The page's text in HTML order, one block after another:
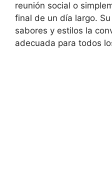
reunión social o
final de un día largo.
sabores y estilos la
adecuada para todos